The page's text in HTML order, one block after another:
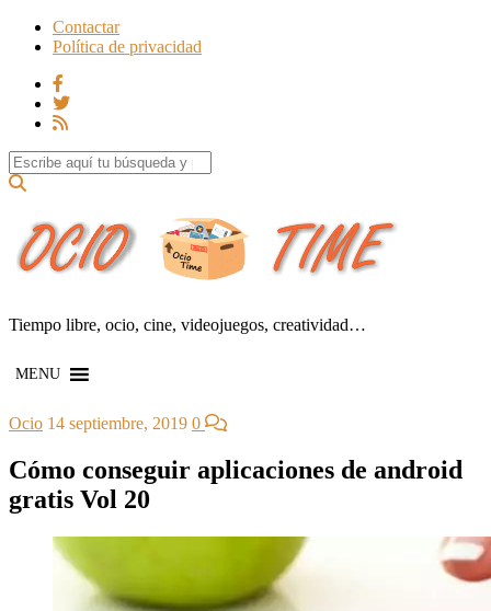
Contactar
Política de privacidad
Search for:
Tiempo libre, ocio, cine, videojuegos, creatividad…
MENU
Ocio 14 septiembre, 2019 0
Cómo conseguir aplicaciones de android
gratis Vol 20